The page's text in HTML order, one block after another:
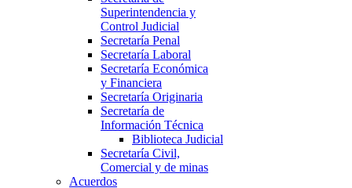
Superintendencia y
Control Judicial
Secretaría Penal
Secretaría Laboral
Secretaría Económica
y Financiera
Secretaría Originaria
Secretaría de
Información Técnica
Biblioteca Judicial
Secretaría Civil,
Comercial y de minas
Acuerdos